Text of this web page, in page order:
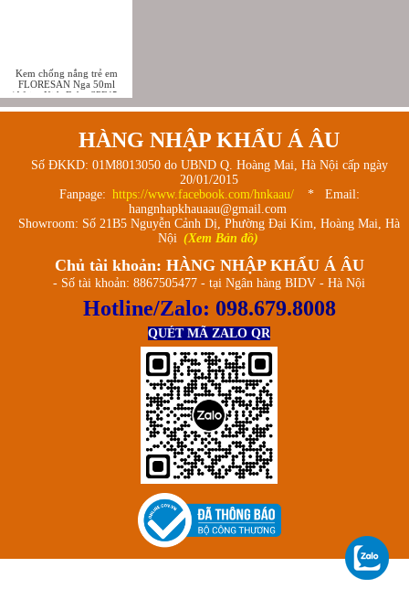
Kem chống nắng trẻ em
FLORESAN Nga 50ml
(Africa Kids Baby SPF45+
AVA/UVB)
HÀNG NHẬP KHẨU Á ÂU
Số ĐKKD: 01M8013050 do UBND Q. Hoàng Mai, Hà Nội cấp ngày
20/01/2015
Fanpage: https://www.facebook.com/hnkaau/
* Email:
hangnhapkhauaau@gmail.com
Showroom: Số 21B5 Nguyễn Cảnh Dị, Phường Đại Kim, Hoàng Mai, Hà
Nội (Xem Bản đồ)
Chủ tài khoản: HÀNG NHẬP KHẨU Á ÂU
- Số tài khoản: 8867505477 - tại Ngân hàng BIDV - Hà Nội
Hotline/Zalo: 098.679.8008
QUÉT MÃ ZALO QR